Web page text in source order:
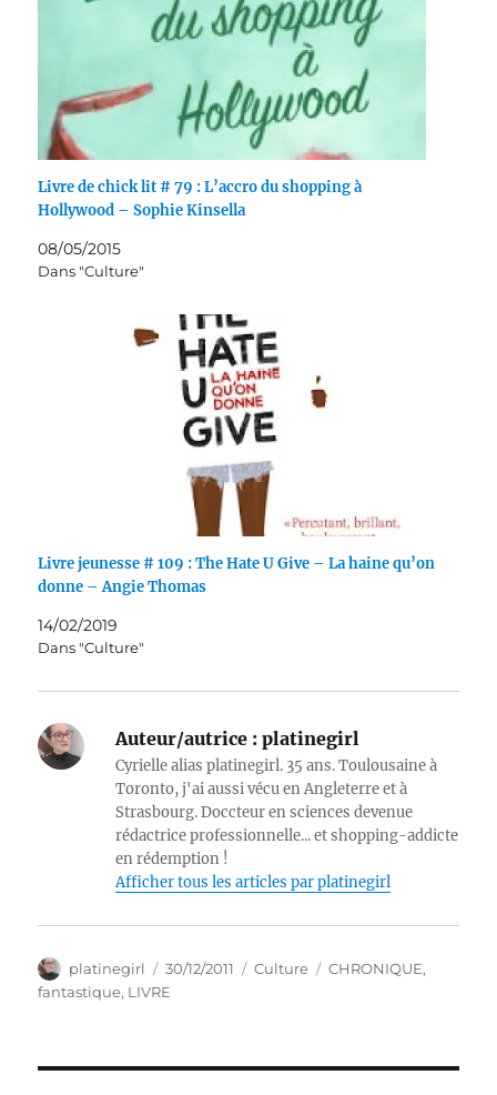
Livre de chick lit # 79 : L’accro du shopping à
Hollywood – Sophie Kinsella
08/05/2015
Dans "Culture"
Livre jeunesse # 109 : The Hate U Give – La haine qu’on
donne – Angie Thomas
14/02/2019
Dans "Culture"
Auteur/autrice : platinegirl
Cyrielle alias platinegirl. 35 ans. Toulousaine à
Toronto, j'ai aussi vécu en Angleterre et à
Strasbourg. Doccteur en sciences devenue
rédactrice professionnelle... et shopping-addicte
en rédemption !
Afficher tous les articles par platinegirl
Auteur
platinegirl
Publié
le
30/12/2011 Catégories
Culture Étiquettes
CHRONIQUE,
fantastique, LIVRE